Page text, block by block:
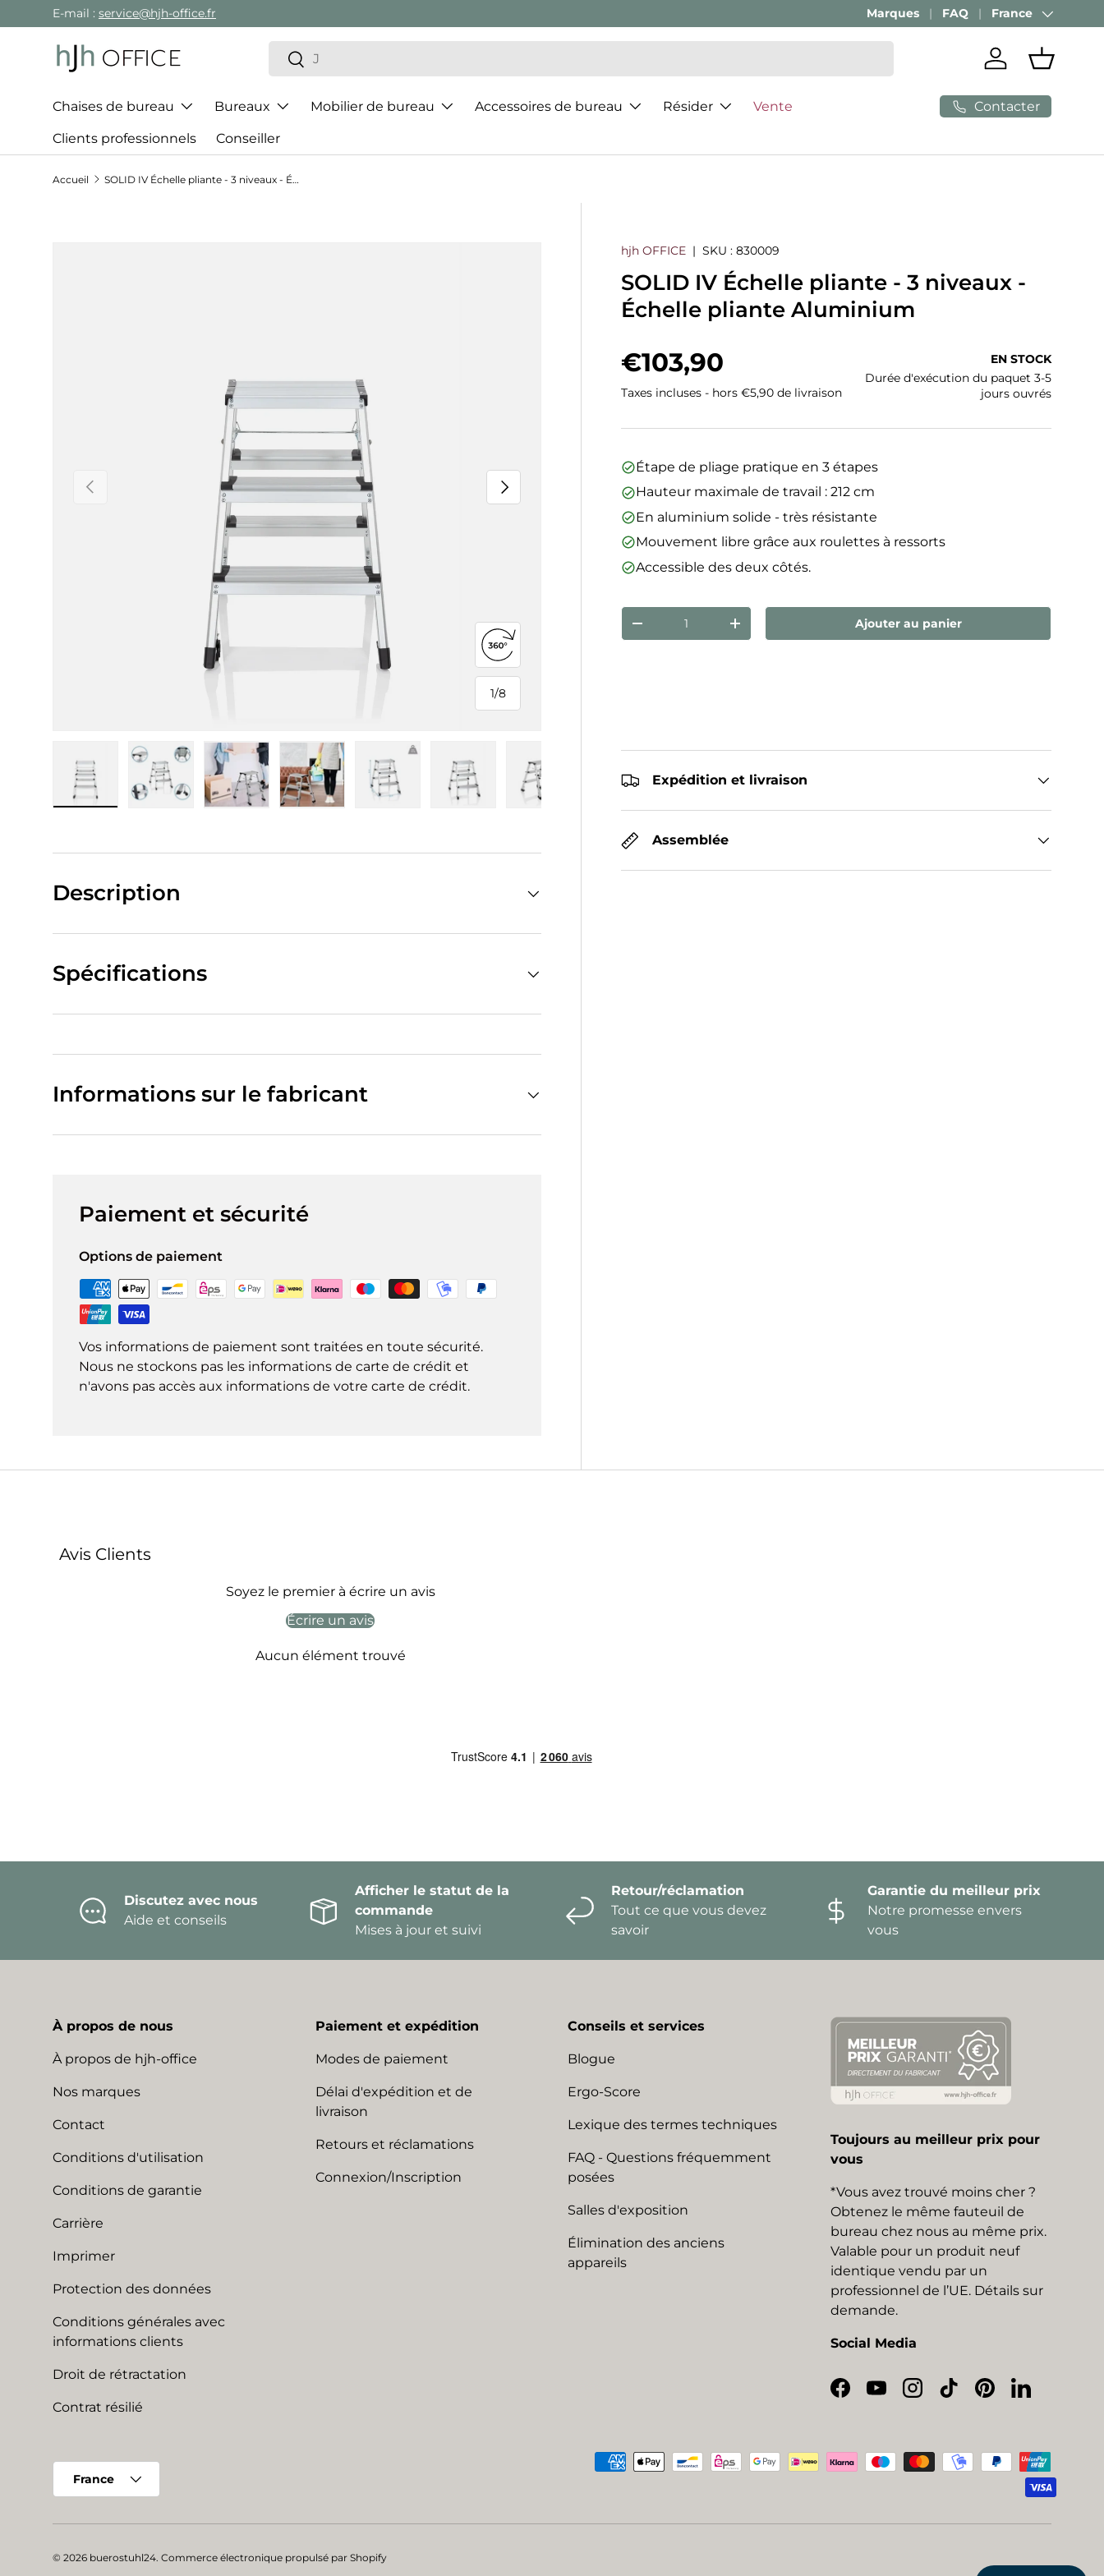
Aller au contenu
E-mail : service@hjh-office.fr Marques FAQ Pays
France
Recherche
Rechercher
Se connecter
Panier
Chaises de bureau Bureaux Mobilier de bureau Accessoires de bureau Résider Vente
Clients professionnels Conseiller
Contacter
Accueil SOLID IV Échelle pliante - 3 niveaux - Échelle pliante
Précédent
1/
de
8
Suivant
Ouvrir la vue 360°
Charger l’image 5 dans la vue de galerie
Charger l’image 6 dans la vue de galerie
Charger l’image 7 dans la vue de galerie
Charger l’image 8 dans la vue de galerie
hjh OFFICE |SKU : 830009
SOLID IV Échelle pliante - 3 niveaux -
Échelle pliante Aluminium
Prix habituel
€103,90
Taxes incluses - hors €5,90 de livraison
EN STOCK
Durée d'exécution du paquet 3-5
jours ouvrés
Étape de pliage pratique en 3 étapes
Hauteur maximale de travail : 212 cm
En aluminium solide - très résistante
Mouvement libre grâce aux roulettes à ressorts
Accessible des deux côtés.
Qté
Diminuer la quantitéAugmenter la quantitéAjouter au panier
Expédition et livraison
Assemblée
Description
Spécifications
Informations sur le fabricant
Paiement et sécurité
Options de paiement
Vos informations de paiement sont traitées en toute sécurité.
Nous ne stockons pas les informations de carte de crédit et
n'avons pas accès aux informations de votre carte de crédit.
Avis Clients
Soyez le premier à écrire un avis
Écrire un avis
Aucun élément trouvé
Discutez avec nous
Aide et conseils
Afficher le statut de la
commande
Mises à jour et suivi
Retour/réclamation
Tout ce que vous devez
savoir
Garantie du meilleur prix
Notre promesse envers
vous
À propos de nous
À propos de hjh-office
Nos marques
Contact
Conditions d'utilisation
Conditions de garantie
Carrière
Imprimer
Protection des données
Conditions générales avec
informations clients
Droit de rétractation
Contrat résilié
Paiement et expédition
Modes de paiement
Délai d'expédition et de
livraison
Retours et réclamations
Connexion/Inscription
Conseils et services
Blogue
Ergo-Score
Lexique des termes techniques
FAQ - Questions fréquemment
posées
Salles d'exposition
Élimination des anciens
appareils
Toujours au meilleur prix pour
vous
*Vous avez trouvé moins cher ?
Obtenez le même fauteuil de
bureau chez nous au même prix.
Valable pour un produit neuf
identique vendu par un
professionnel de l’UE. Détails sur
demande.
Social Media
Facebook
YouTubeInstagram
TikTokPinterestLinkedIn
Moyens de paiement acceptés
France
© 2026 buerostuhl24. Commerce électronique propulsé par Shopify